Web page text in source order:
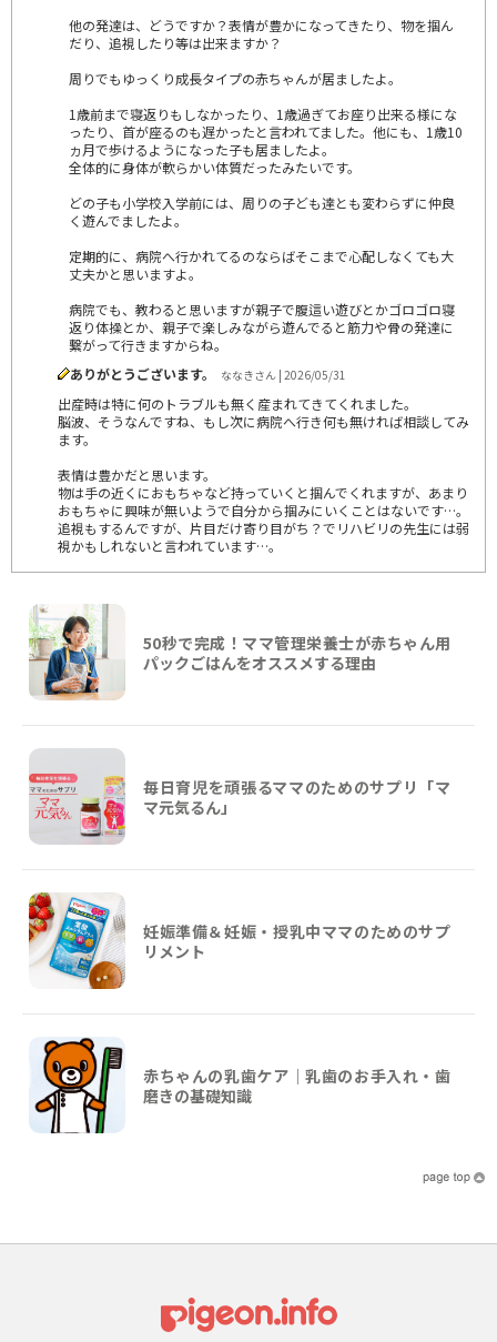
他の発達は、どうですか？表情が豊かになってきたり、物を掴ん
だり、追視したり等は出来ますか？
周りでもゆっくり成長タイプの赤ちゃんが居ましたよ。
1歳前まで寝返りもしなかったり、1歳過ぎてお座り出来る様にな
ったり、首が座るのも遅かったと言われてました。他にも、1歳10
ヵ月で歩けるようになった子も居ましたよ。
全体的に身体が軟らかい体質だったみたいです。
どの子も小学校入学前には、周りの子ども達とも変わらずに仲良
く遊んでましたよ。
定期的に、病院へ行かれてるのならばそこまで心配しなくても大
丈夫かと思いますよ。
病院でも、教わると思いますが親子で腹這い遊びとかゴロゴロ寝
返り体操とか、親子で楽しみながら遊んでると筋力や骨の発達に
繋がって行きますからね。
ありがとうございます。
ななきさん | 2026/05/31
出産時は特に何のトラブルも無く産まれてきてくれました。
脳波、そうなんですね、もし次に病院へ行き何も無ければ相談してみ
ます。
表情は豊かだと思います。
物は手の近くにおもちゃなど持っていくと掴んでくれますが、あまり
おもちゃに興味が無いようで自分から掴みにいくことはないです…。
追視もするんですが、片目だけ寄り目がち？でリハビリの先生には弱
視かもしれないと言われています…。
50秒で完成！ママ管理栄養士が赤ちゃん用
パックごはんをオススメする理由
毎日育児を頑張るママのためのサプリ「マ
マ元気るん」
妊娠準備＆妊娠・授乳中ママのためのサプ
リメント
赤ちゃんの乳歯ケア｜乳歯のお手入れ・歯
磨きの基礎知識